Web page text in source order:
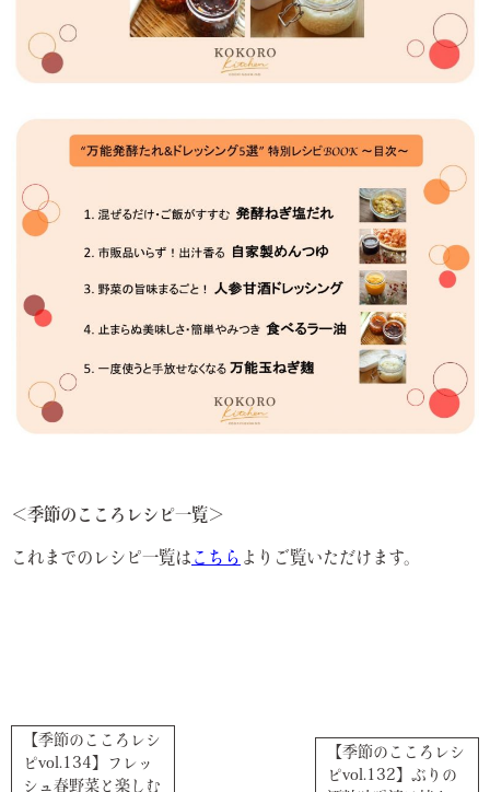
＜季節のこころレシピ一覧＞
これまでのレシピ一覧は こちら よりご覧いただけます。
【季節のこころレシ
ピvol.134】フレッ
シュ春野菜と楽しむ
【季節のこころレシ
ピvol.132】ぶりの